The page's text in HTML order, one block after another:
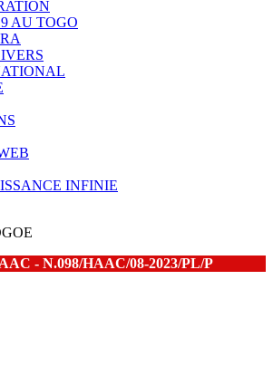
AU TOGO
INFINIE
- N.098/HAAC/08-2023/PL/P